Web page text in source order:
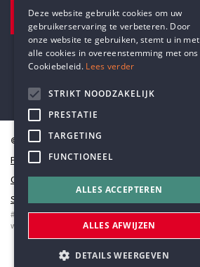
Pottenbrug 4
Antwerpen, 2000
© Humanistisch Verbond 2026
Privacy
Cookiestatement
Sitemap
#codedwithlove byCodelines
webapplicaties
mobiele apps&maatwerk websites
DUTCH
Deze website gebruikt cookies om uw
gebruikerservaring te verbeteren. Door
onze website te gebruiken, stemt u in met
alle cookies in overeenstemming met ons
Cookiebeleid. Lees verder
STRIKT NOODZAKELIJK
PRESTATIE
TARGETING
FUNCTIONEEL
ALLES ACCEPTEREN
ALLES AFWIJZEN
DETAILS WEERGEVEN